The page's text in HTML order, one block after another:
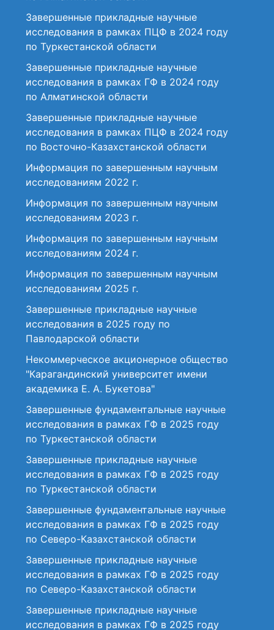
Завершенные прикладные научные
исследования в рамках ПЦФ в 2024 году
по Туркестанской области
Завершенные прикладные научные
исследования в рамках ГФ в 2024 году
по Алматинской области
Завершенные прикладные научные
исследования в рамках ПЦФ в 2024 году
по Восточно-Казахстанской области
Информация по завершенным научным
исследованиям 2022 г.
Информация по завершенным научным
исследованиям 2023 г.
Информация по завершенным научным
исследованиям 2024 г.
Информация по завершенным научным
исследованиям 2025 г.
Завершенные прикладные научные
исследования в 2025 году по
Павлодарской области
Некоммерческое акционерное общество
"Карагандинский университет имени
академика Е. А. Букетова"
Завершенные фундаментальные научные
исследования в рамках ГФ в 2025 году
по Туркестанской области
Завершенные прикладные научные
исследования в рамках ГФ в 2025 году
по Туркестанской области
Завершенные фундаментальные научные
исследования в рамках ГФ в 2025 году
по Северо-Казахстанской области
Завершенные прикладные научные
исследования в рамках ГФ в 2025 году
по Северо-Казахстанской области
Завершенные прикладные научные
исследования в рамках ГФ в 2025 году